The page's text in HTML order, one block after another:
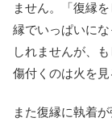
ません。「復縁
縁でいっぱいに
しれませんが、
傷付くのは火を見
また復縁に執着